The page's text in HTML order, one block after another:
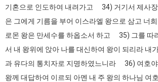
기혼으로 인도하여 내려가고 34) 거기서 제사
은 그에게 기름을 부어 이스라엘 왕으로 삼고 너
로몬 왕은 만세수를 하옵소서 하고 35) 그를 따
서 내 왕위에 앉아 나를 대신하여 왕이 되리라 내
과 유다의 통치자로 지명하였느니라 36) 여호
왕께 대답하여 이르되 아멘 내 주 왕의 하나님 여